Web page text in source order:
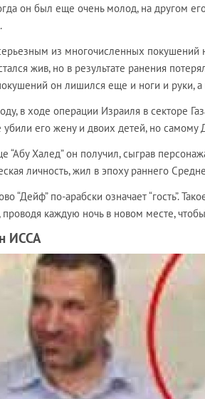
он был еще очень молод, на другом
из многочисленных покушений
жив, но в результате ранения
он лишился еще и ноги и руки, а
в ходе операции Израиля в секторе
его жену и двоих детей, но самому
“Абу Халед” он получил, сыграв
личность, жил в эпоху раннего
“Дейф” по-арабски означает “гость”.
проводя каждую ночь в новом месте,
ИССА